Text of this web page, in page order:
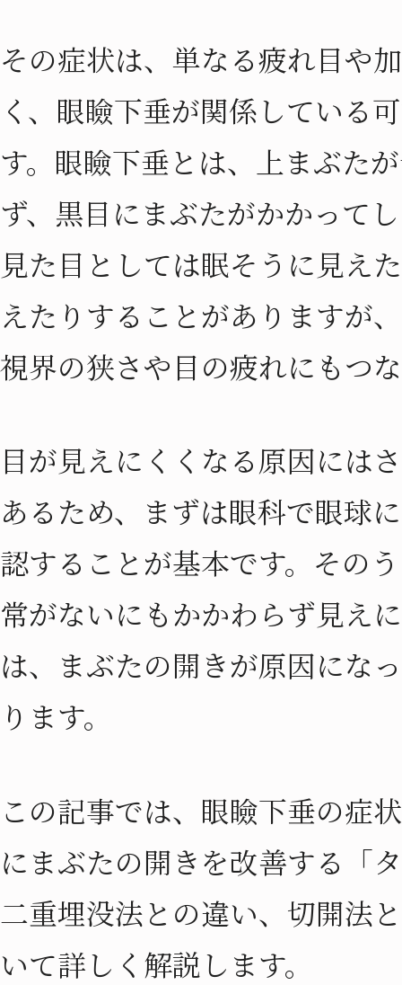
その症状は、単なる疲れ目や
く、眼瞼下垂が関係している
す。眼瞼下垂とは、上まぶた
ず、黒目にまぶたがかかって
見た目としては眠そうに見え
えたりすることがありますが
視界の狭さや目の疲れにもつ
目が見えにくくなる原因には
あるため、まずは眼科で眼球
認することが基本です。その
常がないにもかかわらず見え
は、まぶたの開きが原因にな
ります。
この記事では、眼瞼下垂の症
にまぶたの開きを改善する「
二重埋没法との違い、切開法
いて詳しく解説します。